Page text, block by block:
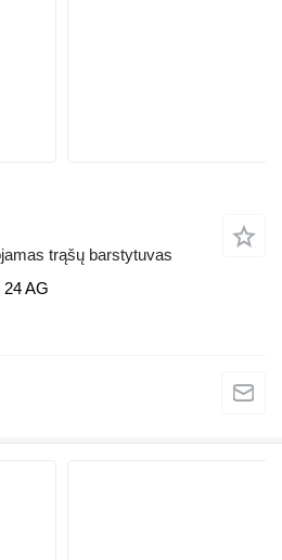
trąšų barstytuvas
24 AG